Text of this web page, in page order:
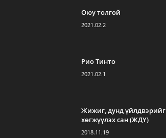
Оюу толгой
2021.02.2
Рио Тинто
2021.02.1
Жижиг, дунд үйлдвэрийг
хөгжүүлэх сан (ЖДҮ)
2018.11.19